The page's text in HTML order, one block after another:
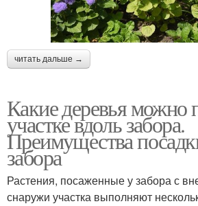
читать дальше →
Какие деревья можно
участке вдоль забора.
Преимущества
забора
Растения, посаженные у забора с
снаружи участка выполняют